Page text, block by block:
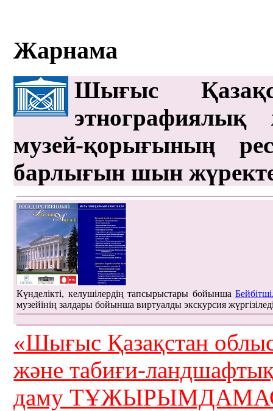
Жарнама
Шығыс
этнографиялық
музей-қорығының
барлығын шын
Күнделікті, келушілердің тапсырыстары бойынша
музейінің залдары бойынша виртуалды экскурсия
«Шығыс Қазақстан
және табиғи-
даму